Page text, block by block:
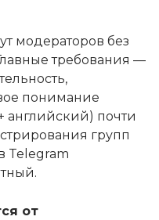
модераторов без
требования —
понимание
английский) почти
групп
Telegram
от